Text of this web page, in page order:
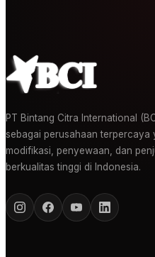
PT Bintang Citra International
sebagai perusahaan terpercaya
modifikasi, penyewaan, dan
berkualitas tinggi di Indonesia.